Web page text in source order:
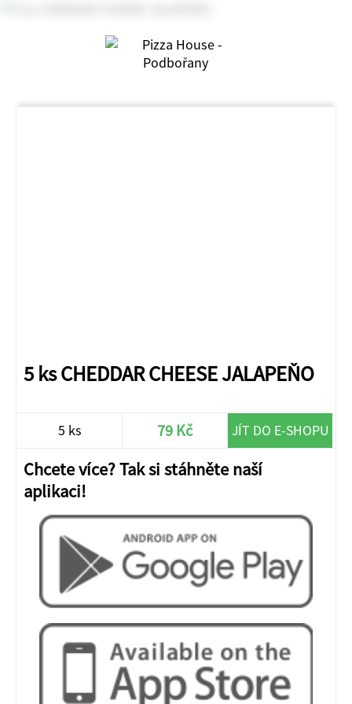
5 ks CHEDDAR CHEESE JALAPEŇO
5 ks 79 Kč JÍT DO E-SHOPU
Chcete více? Tak si stáhněte naší
aplikaci!